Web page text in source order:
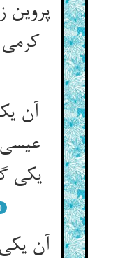
پروین
آن
یکی
آن